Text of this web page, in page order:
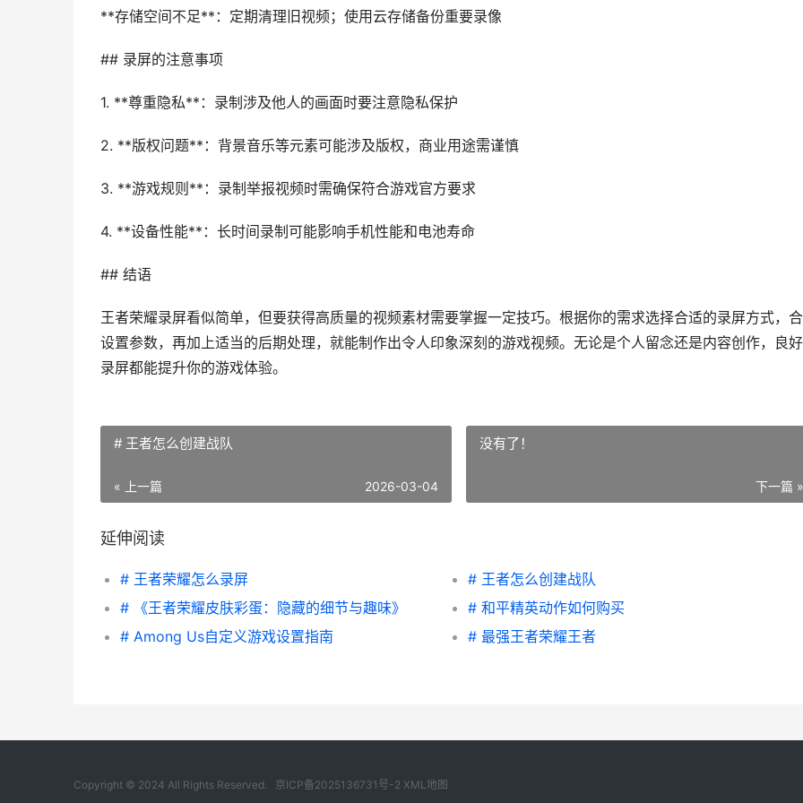
**存储空间不足**：定期清理旧视频；使用云存储备份重要录像
## 录屏的注意事项
1. **尊重隐私**：录制涉及他人的画面时要注意隐私保护
2. **版权问题**：背景音乐等元素可能涉及版权，商业用途需谨慎
3. **游戏规则**：录制举报视频时需确保符合游戏官方要求
4. **设备性能**：长时间录制可能影响手机性能和电池寿命
## 结语
王者荣耀录屏看似简单，但要获得高质量的视频素材需要掌握一定技巧。根据你的需求选择合适的录屏方式，
设置参数，再加上适当的后期处理，就能制作出令人印象深刻的游戏视频。无论是个人留念还是内容创作，良
录屏都能提升你的游戏体验。
# 王者怎么创建战队
« 上一篇 2026-03-04
没有了！
下一篇 »
延伸阅读
# 王者荣耀怎么录屏
# 王者怎么创建战队
# 《王者荣耀皮肤彩蛋：隐藏的细节与趣味》
# 和平精英动作如何购买
# Among Us自定义游戏设置指南
# 最强王者荣耀王者
Copyright © 2024 All Rights Reserved. 京ICP备2025136731号-2 XML地图